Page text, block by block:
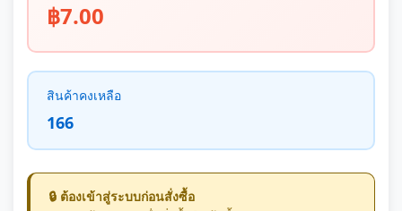
฿7.00
สินค้าคงเหลือ
166
🔒 ต้องเข้าสู่ระบบก่อนสั่งซื้อ